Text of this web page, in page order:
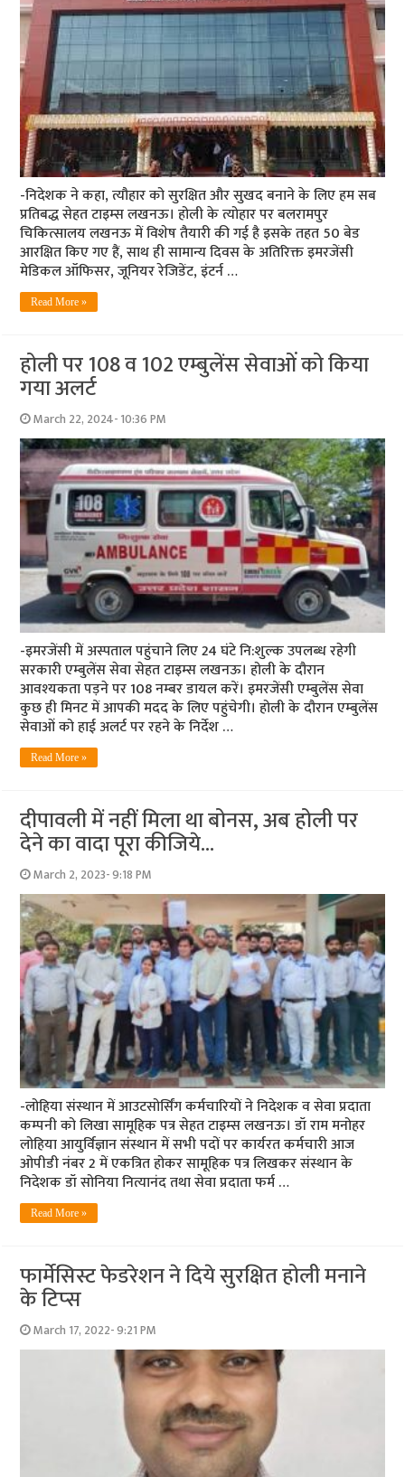
-निदेशक ने कहा, त्यौहार को सुरक्षित और सुखद बनाने के लिए हम सब
प्रतिबद्ध सेहत टाइम्स लखनऊ। होली के त्योहार पर बलरामपुर
चिकित्सालय लखनऊ में विशेष तैयारी की गई है इसके तहत 50 बेड
आरक्षित किए गए हैं, साथ ही सामान्य दिवस के अतिरिक्त इमरजेंसी
मेडिकल ऑफिसर, जूनियर रेजिडेंट, इंटर्न …
Read More »
होली पर 108 व 102 एम्‍बुलेंस सेवाओं को किया
गया अलर्ट
March 22, 2024- 10:36 PM
-इमरजेंसी में अस्पताल पहुंचाने लिए 24 घंटे नि:शुल्‍क उपलब्‍ध रहेगी
सरकारी एम्‍बुलेंस सेवा सेहत टाइम्स लखनऊ। होली के दौरान
आवश्‍यकता पड़ने पर 108 नम्‍बर डायल करें। इमरजेंसी एम्‍बुलेंस सेवा
कुछ ही मिनट में आपकी मदद के लिए पहुंचेगी। होली के दौरान एम्‍बुलेंस
सेवाओं को हाई अलर्ट पर रहने के निर्देश …
Read More »
दीपावली में नहीं मिला था बोनस, अब होली पर
देने का वादा पूरा कीजिये…
March 2, 2023- 9:18 PM
-लोहिया संस्‍थान में आउटसोर्सिंग कर्मचारियों ने निदेशक व सेवा प्रदाता
कम्‍पनी को लिखा सामूहिक पत्र सेहत टाइम्‍स लखनऊ। डॉ राम मनोहर
लोहिया आयुर्विज्ञान संस्थान में सभी पदों पर कार्यरत कर्मचारी आज
ओपीडी नंबर 2 में एकत्रित होकर सामूहिक पत्र लिखकर संस्थान के
निदेशक डॉ सोनिया नित्यानंद तथा सेवा प्रदाता फर्म …
Read More »
फार्मेसिस्ट फेडरेशन ने दिये सुरक्षित होली मनाने
के टिप्‍स
March 17, 2022- 9:21 PM